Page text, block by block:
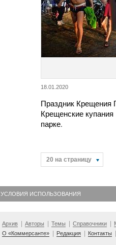
18.01.2020
Праздник Крещения
Крещенские
парке.
20 на страницу
УСЛОВИЯ ИСПОЛЬЗОВАНИЯ
Архив Авторы Темы Справочники
О «Коммерсанте»
Редакция Контакты